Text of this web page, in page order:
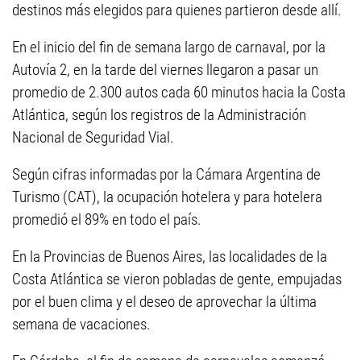
destinos más elegidos para quienes partieron desde allí.
En el inicio del fin de semana largo de carnaval, por la
Autovía 2, en la tarde del viernes llegaron a pasar un
promedio de 2.300 autos cada 60 minutos hacia la Costa
Atlántica, según los registros de la Administración
Nacional de Seguridad Vial.
Según cifras informadas por la Cámara Argentina de
Turismo (CAT), la ocupación hotelera y para hotelera
promedió el 89% en todo el país.
En la Provincias de Buenos Aires, las localidades de la
Costa Atlántica se vieron pobladas de gente, empujadas
por el buen clima y el deseo de aprovechar la última
semana de vacaciones.